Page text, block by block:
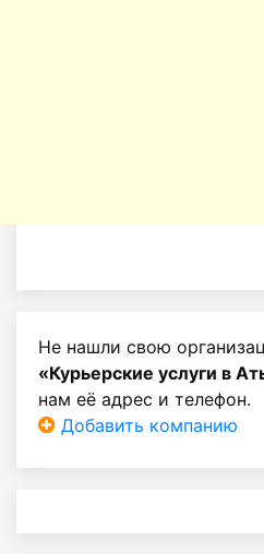
Не нашли свою
«Курьерские услуги в
нам её адрес и телефон.
Добавить компанию